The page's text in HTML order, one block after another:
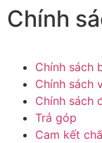
Chính
Chính sách
Chính sách
Chính sách
Trả góp
Cam kết